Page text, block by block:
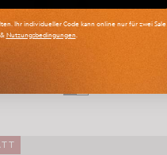
£80.00
Ihr individueller Code kann online nur für zwei Sale
Nutzungsbedingungen.